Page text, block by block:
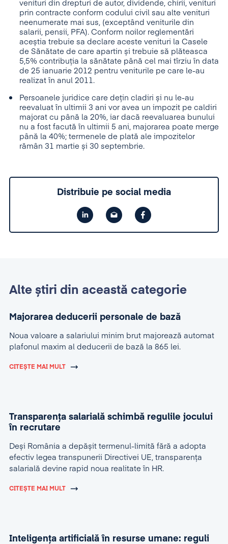
venituri din drepturi de autor, dividende, chirii, venituri
prin contracte conform codului civil sau alte venituri
neenumerate mai sus, (exceptând veniturile din
salarii, pensii, PFA). Conform noilor reglementări
aceștia trebuie sa declare aceste venituri la Casele
de Sănătate de care apartin și trebuie să plăteasca
5,5% contribuția la sănătate până cel mai tîrziu în data
de 25 ianuarie 2012 pentru veniturile pe care le-au
realizat în anul 2011.
Persoanele juridice care dețin cladiri și nu le-au
reevaluat în ultimii 3 ani vor avea un impozit pe caldiri
majorat cu până la 20%, iar dacă reevaluarea bunului
nu a fost facută în ultimii 5 ani, majorarea poate merge
până la 40%; termenele de plată ale impozitelor
rămân 31 martie și 30 septembrie.
Distribuie pe social media
Alte știri din această categorie
Majorarea deducerii personale de bază
Noua valoare a salariului minim brut majorează automat
plafonul maxim al deducerii de bază la 865 lei.
CITEȘTE MAI MULT
Transparența salarială schimbă regulile jocului
în recrutare
Deși România a depășit termenul-limită fără a adopta
efectiv legea transpunerii Directivei UE, transparența
salarială devine rapid noua realitate în HR.
CITEȘTE MAI MULT
Inteligența artificială în resurse umane: reguli